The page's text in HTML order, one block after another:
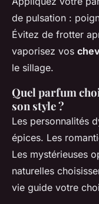
de pulsation :
Évitez de frotter
vaporisez vos
le sillage.
Quel parfum
son style ?
Les personnalités
épices. Les
Les mystérieuses
naturelles
vie guide votre